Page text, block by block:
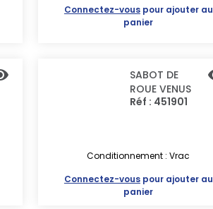
Connectez-vouspour ajouter au
panier
SABOT DE
ROUE VENUS
Réf : 451901
Conditionnement : Vrac
Connectez-vouspour ajouter au
panier